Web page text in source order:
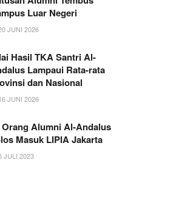
Luar Negeri
JUNI 2026
Hasil TKA Santri Al-
Lampaui Rata-rata
dan Nasional
JUNI 2026
Orang Alumni Al-Andalus
Masuk LIPIA Jakarta
JULI 2023